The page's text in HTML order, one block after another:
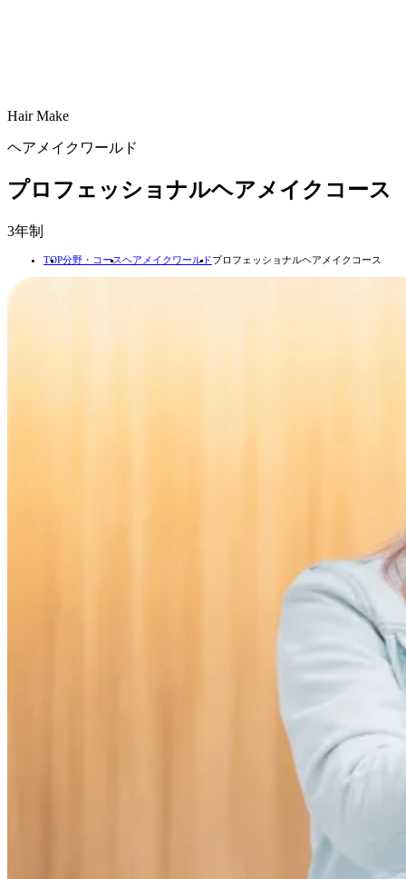
HairMake
ヘアメイクワールド
プロフェッショナルヘアメイクコース
3年制
TOP分野・コースヘアメイクワールドプロフェッショナルヘアメイクコース